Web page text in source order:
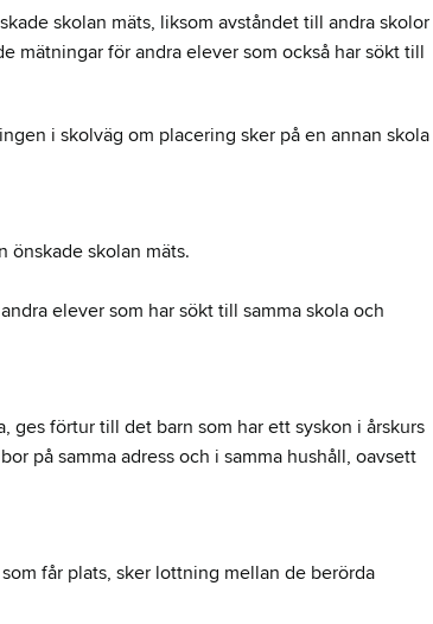
skolan mäts, liksom avståndet till andra skolor
mätningar för andra elever som också har sökt till
i skolväg om placering sker på en annan skola
önskade skolan mäts.
elever som har sökt till samma skola och
ges förtur till det barn som har ett syskon i årskurs
på samma adress och i samma hushåll, oavsett
får plats, sker lottning mellan de berörda